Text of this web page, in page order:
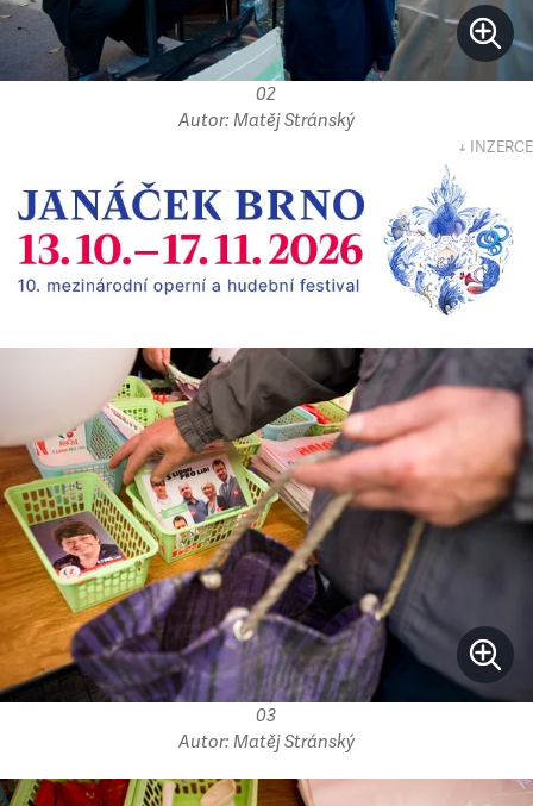
02
Autor: Matěj Stránský
↓ INZERCE
03
Autor: Matěj Stránský